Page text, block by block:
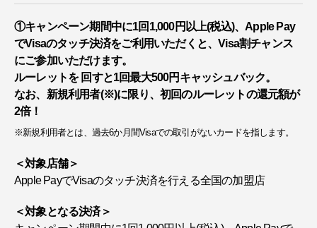
①キャンペーン期間中に1回1,000円以上(税込)、Apple Pay
でVisaのタッチ決済をご利用いただくと、Visa割チャンス
にご参加いただけます。
ルーレットを 回すと1回最大500円キャッシュバック。
なお、新規利用者(※)に限り、初回のルーレットの還元額が
2倍！
※新規利用者とは、過去6か月間Visaでの取引がないカードを指します。
＜対象店舗＞
Apple PayでVisaのタッチ決済を行える全国の加盟店
＜対象となる決済＞